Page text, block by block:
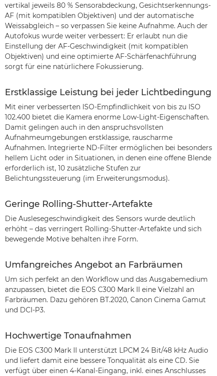
vertikal jeweils 80 % Sensorabdeckung, Gesichtserkennungs-
AF (mit kompatiblen Objektiven) und der automatische
Weissabgleich – so verpassen Sie keine Aufnahme. Auch der
Autofokus wurde weiter verbessert: Er erlaubt nun die
Einstellung der AF-Geschwindigkeit (mit kompatiblen
Objektiven) und eine optimierte AF-Schärfenachführung
sorgt für eine natürlichere Fokussierung.
Erstklassige Leistung bei jeder Lichtbedingung
Mit einer verbesserten ISO-Empfindlichkeit von bis zu ISO
102.400 bietet die Kamera enorme Low-Light-Eigenschaften.
Damit gelingen auch in den anspruchsvollsten
Aufnahmeumgebungen erstklassige, rauscharme
Aufnahmen. Integrierte ND-Filter ermöglichen bei besonders
hellem Licht oder in Situationen, in denen eine offene Blende
erforderlich ist, 10 zusätzliche Stufen zur
Belichtungssteuerung (im Erweiterungsmodus).
Geringe Rolling-Shutter-Artefakte
Die Auslesegeschwindigkeit des Sensors wurde deutlich
erhöht – das verringert Rolling-Shutter-Artefakte und sich
bewegende Motive behalten ihre Form.
Umfangreiches Angebot an Farbräumen
Um sich perfekt an den Workflow und das Ausgabemedium
anzupassen, bietet die EOS C300 Mark II eine Vielzahl an
Farbräumen. Dazu gehören BT.2020, Canon Cinema Gamut
und DCI-P3.
Hochwertige Tonaufnahmen
Die EOS C300 Mark II unterstützt LPCM 24 Bit/48 kHz Audio
und liefert damit eine bessere Tonqualität als eine CD. Sie
verfügt über einen 4-Kanal-Eingang, inkl. eines Anschlusses